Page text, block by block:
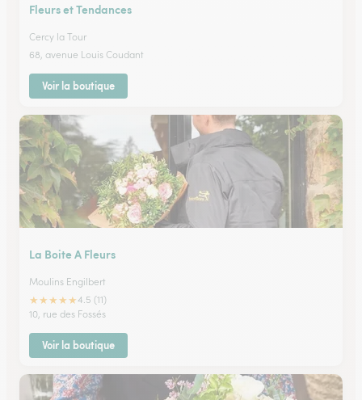
Fleurs et Tendances
Cercy la Tour
68, avenue Louis Coudant
Voir la boutique
La Boite A Fleurs
Moulins Engilbert
★★★★★4.5 (11)
10, rue des Fossés
Voir la boutique